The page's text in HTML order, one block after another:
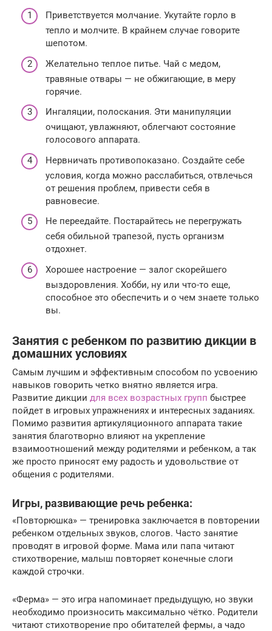
Приветствуется молчание. Укутайте горло в
тепло и молчите. В крайнем случае говорите
шепотом.
Желательно теплое питье. Чай с медом,
травяные отвары — не обжигающие, в меру
горячие.
Ингаляции, полоскания. Эти манипуляции
очищают, увлажняют, облегчают состояние
голосового аппарата.
Нервничать противопоказано. Создайте себе
условия, когда можно расслабиться, отвлечься
от решения проблем, привести себя в
равновесие.
Не переедайте. Постарайтесь не перегружать
себя обильной трапезой, пусть организм
отдохнет.
Хорошее настроение — залог скорейшего
выздоровления. Хобби, ну или что-то еще,
способное это обеспечить и о чем знаете только
вы.
Занятия с ребенком по развитию дикции в
домашних условиях
Самым лучшим и эффективным способом по усвоению
навыков говорить четко внятно является игра.
Развитие дикции для всех возрастных групп быстрее
пойдет в игровых упражнениях и интересных заданиях.
Помимо развития артикуляционного аппарата такие
занятия благотворно влияют на укрепление
взаимоотношений между родителями и ребенком, а так
же просто приносят ему радость и удовольствие от
общения с родителями.
Игры, развивающие речь ребенка:
«Повторюшка» — тренировка заключается в повторении
ребенком отдельных звуков, слогов. Часто занятие
проводят в игровой форме. Мама или папа читают
стихотворение, малыш повторяет конечные слоги
каждой строчки.
«Ферма» — это игра напоминает предыдущую, но звуки
необходимо произносить максимально чётко. Родители
читают стихотворение про обитателей фермы, а чадо